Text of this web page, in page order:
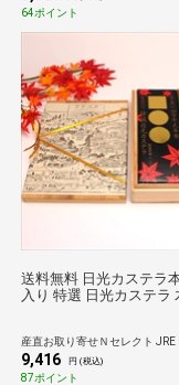
64ポイント
送料無料 日光カステラ
入り 特選 日光カステラ
産直お取り寄せＮセレクト
9,416 円 (税込)
87ポイント